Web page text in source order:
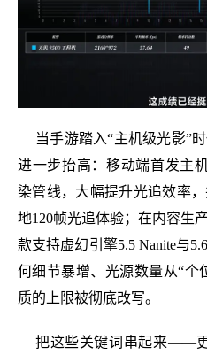
当手游踏入“主机级光影”
进一步抬高：移动端首发主机
染管线，大幅提升光追效率
地120帧光追体验；在内容生
款支持虚幻引擎5.5 Nanite与
何细节暴增、光源数量从“个
质的上限被彻底改写。
把这些关键词串起来——更